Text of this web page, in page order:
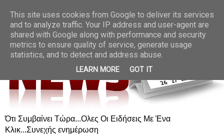
Ότι Συμβαίνει Τώρα...Ολες Οι Ειδήσεις Με Ένα
Κλικ...Συνεχής ενημέρωση
This site uses cookies from Google to deliver its services
and to analyze traffic. Your IP address and user-agent are
shared with Google along with performance and security
metrics to ensure quality of service, generate usage
statistics, and to detect and address abuse.
LEARN MORE GOT IT